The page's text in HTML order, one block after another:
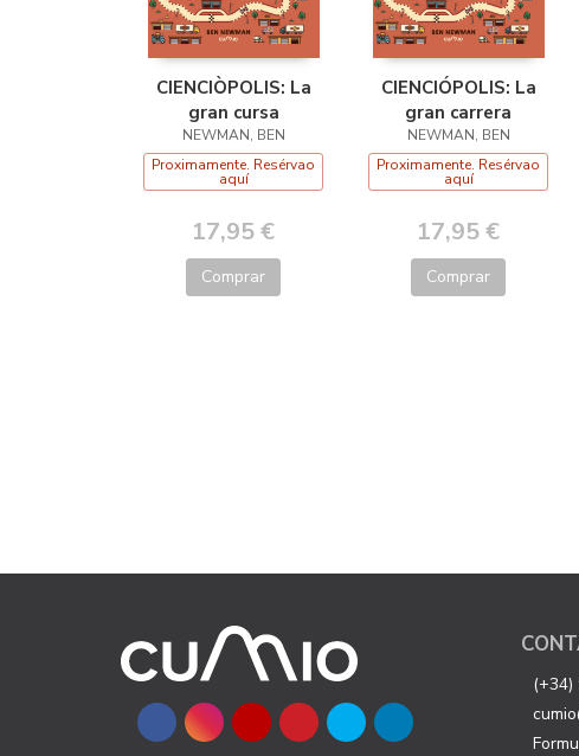
CIENCIÒPOLIS: La
gran cursa
NEWMAN, BEN
Proximamente. Resérvao
aquí
17,95 €
Comprar
CIENCIÓPOLIS: La
gran carrera
NEWMAN, BEN
Proximamente. Resérvao
aquí
17,95 €
Comprar
(+34)